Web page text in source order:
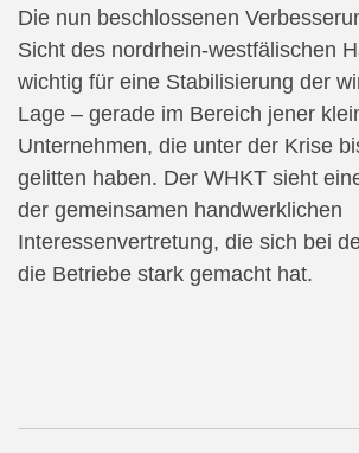
Die nun beschlossenen
Sicht des nordrhein-westfälischen
wichtig für eine Stabilisierung der
Lage – gerade im Bereich jener
Unternehmen, die unter der Krise
gelitten haben. Der WHKT sieht
der gemeinsamen handwerklichen
Interessenvertretung, die sich bei
die Betriebe stark gemacht hat.